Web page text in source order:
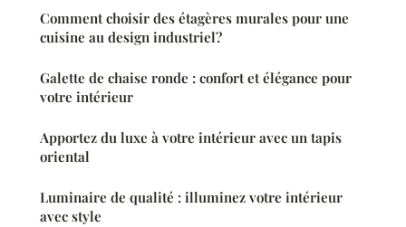
Comment choisir des étagères murales pour une
cuisine au design industriel?
Galette de chaise ronde : confort et élégance pour
votre intérieur
Apportez du luxe à votre intérieur avec un tapis
oriental
Luminaire de qualité : illuminez votre intérieur
avec style